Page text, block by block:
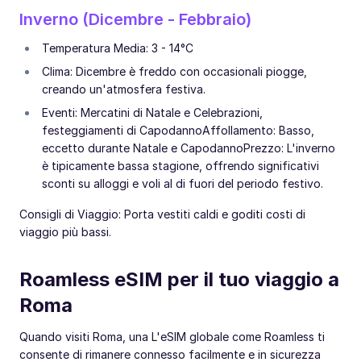
Inverno (Dicembre - Febbraio)
Temperatura Media: 3 - 14°C
Clima: Dicembre è freddo con occasionali piogge,
creando un'atmosfera festiva.
Eventi: Mercatini di Natale e Celebrazioni,
festeggiamenti di CapodannoAffollamento: Basso,
eccetto durante Natale e CapodannoPrezzo: L'inverno
è tipicamente bassa stagione, offrendo significativi
sconti su alloggi e voli al di fuori del periodo festivo.
Consigli di Viaggio: Porta vestiti caldi e goditi costi di
viaggio più bassi.
Roamless eSIM per il tuo viaggio a
Roma
Quando visiti Roma, una L'eSIM globale come Roamless ti
consente di rimanere connesso facilmente e in sicurezza